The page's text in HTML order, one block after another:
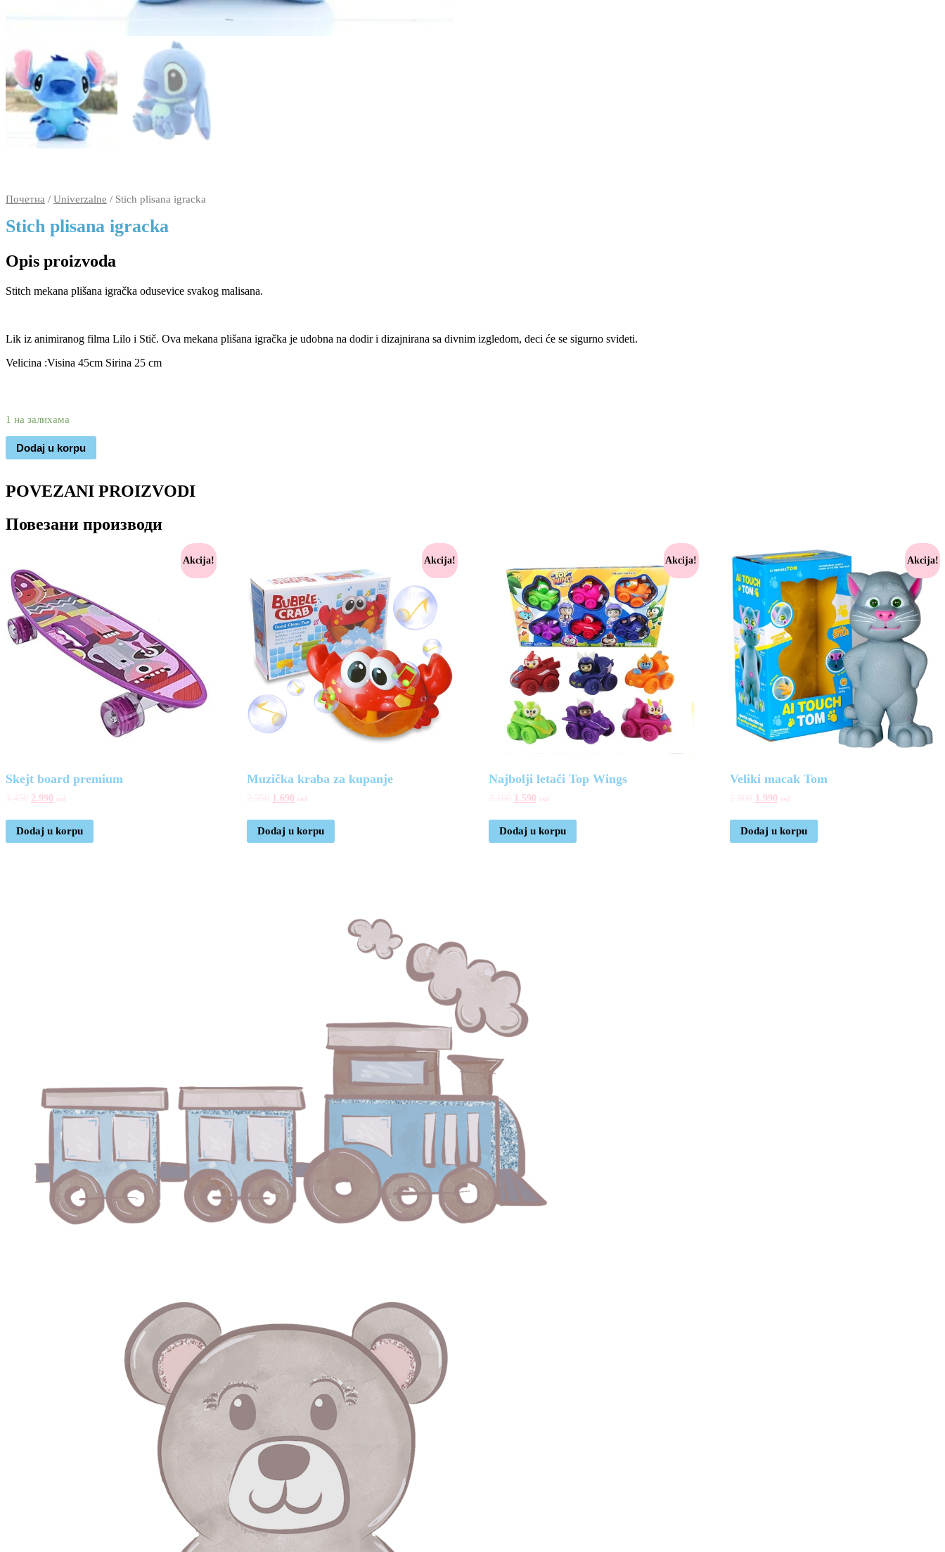
Почетна / Univerzalne / Stich plisana igracka
Stich plisana igracka
Opis proizvoda
Stitch mekana plišana igračka odusevice svakog malisana.
Lik iz animiranog filma Lilo i Stič. Ova mekana plišana igračka je udobna na dodir i dizajnirana sa divnim izgledom, deci će se sigurno svideti.
Velicina :Visina 45cm Sirina 25 cm
1 на залихама
Dodaj u korpu
POVEZANI PROIZVODI
Повезани производи
Akcija!
Skejt board premium
2.990 rsd
Dodaj u korpu
Akcija!
Muzička kraba za kupanje
1.690 rsd
Dodaj u korpu
Akcija!
Najbolji letači Top Wings
1.590 rsd
Dodaj u korpu
Akcija!
Veliki macak Tom
1.990 rsd
Dodaj u korpu